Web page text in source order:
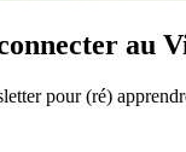
au
pour (ré)